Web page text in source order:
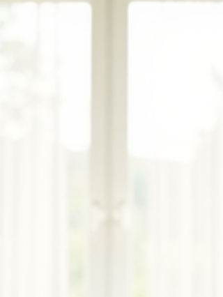
en este camino, y con el apoyo adecuado,